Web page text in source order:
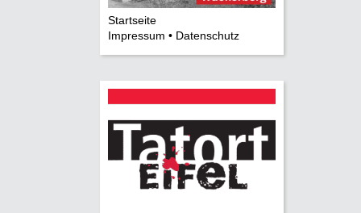
Startseite
Impressum • Datenschutz